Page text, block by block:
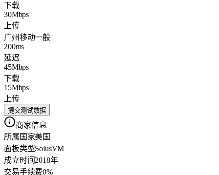
下载
30Mbps
上传
广州移动一般
200ms
延迟
45Mbps
下载
15Mbps
上传
提交测试数据
商家信息
所属国家美国
面板类型SolusVM
成立时间2018年
交易手续费0%